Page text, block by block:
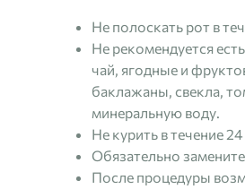
Не полоскать рот в
Не рекомендуется
чай, ягодные и
баклажаны, свекла,
минеральную воду.
Не курить в течение
Обязательно
После процедуры